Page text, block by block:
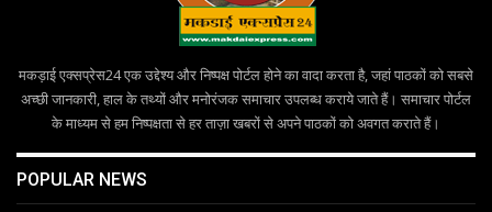
मकड़ाई एक्सप्रेस24 एक उद्देश्य और निष्पक्ष पोर्टल होने का वादा करता है, जहां पाठकों को सबसे
अच्छी जानकारी, हाल के तथ्यों और मनोरंजक समाचार उपलब्ध कराये जाते हैं। समाचार पोर्टल
के माध्यम से हम निष्पक्षता से हर ताज़ा खबरों से अपने पाठकों को अवगत कराते हैं।
POPULAR NEWS